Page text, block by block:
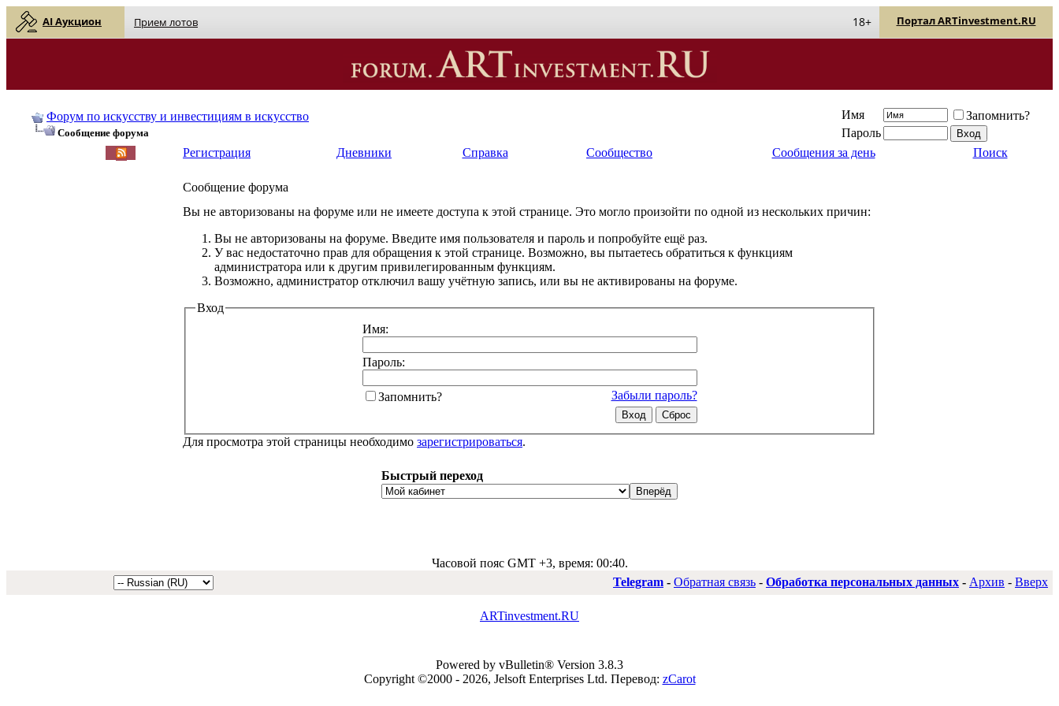
AI Аукцион Прием лотов Портал ARTinvestment.RU
18+
Форум по искусству и инвестициям в искусство
Сообщение форума
Имя
Запомнить?
Пароль
Регистрация
Дневники Справка Сообщество Сообщения за день Поиск
Сообщение форума
Вы не авторизованы на форуме или не имеете доступа к этой странице. Это могло произойти по одной из нескольких причин:
Вы не авторизованы на форуме. Введите имя пользователя и пароль и попробуйте ещё раз.
У вас недостаточно прав для обращения к этой странице. Возможно, вы пытаетесь обратиться к функциям
администратора или к другим привилегированным функциям.
Возможно, администратор отключил вашу учётную запись, или вы не активированы на форуме.
Вход
Имя:
Пароль:
Забыли пароль?
Запомнить?
Для просмотра этой страницы необходимо зарегистрироваться.
Быстрый переход
Часовой пояс GMT +3, время: 00:40.
Telegram - Обратная связь - Обработка персональных данных - Архив - Вверх
ARTinvestment.RU
Powered by vBulletin® Version 3.8.3
Copyright ©2000 - 2026, Jelsoft Enterprises Ltd. Перевод: zCarot